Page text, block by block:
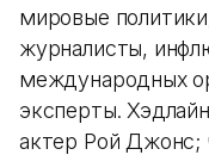
мировые
журналисты,
международных
эксперты.
актер Рой Джонс;